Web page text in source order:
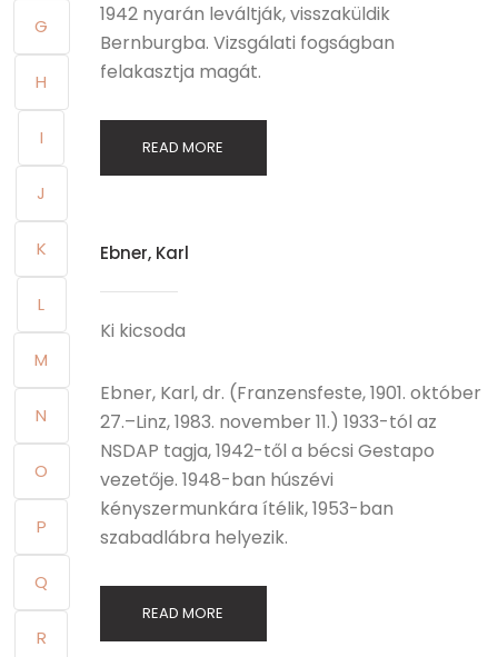
G
H
I
J
K
L
M
N
O
P
Q
R
1942 nyarán leváltják, visszaküldik
Bernburgba. Vizsgálati fogságban
felakasztja magát.
READ MORE
Ebner, Karl
Ki kicsoda
Ebner, Karl, dr. (Franzensfeste, 1901. október
27.–Linz, 1983. november 11.) 1933-tól az
NSDAP tagja, 1942-től a bécsi Gestapo
vezetője. 1948-ban húszévi
kényszermunkára ítélik, 1953-ban
szabadlábra helyezik.
READ MORE